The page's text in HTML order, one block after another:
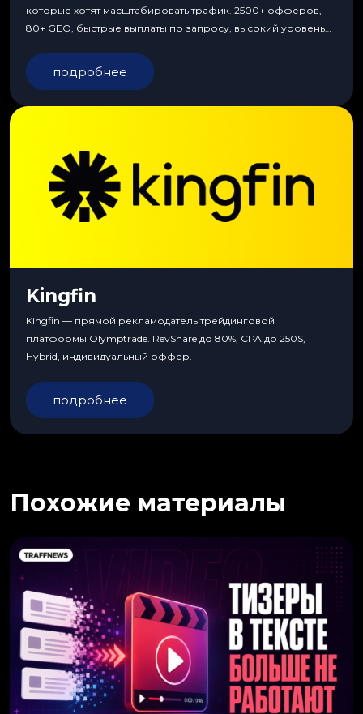
которые хотят масштабировать трафик. 2500+ офферов,
80+ GEO, быстрые выплаты по запросу, высокий уровень
подробнее
Kingfin
Kingfin — прямой рекламодатель трейдинговой
платформы Olymptrade. RevShare до 80%, CPA до 250$,
Hybrid, индивидуальный оффер.
подробнее
Похожие материалы